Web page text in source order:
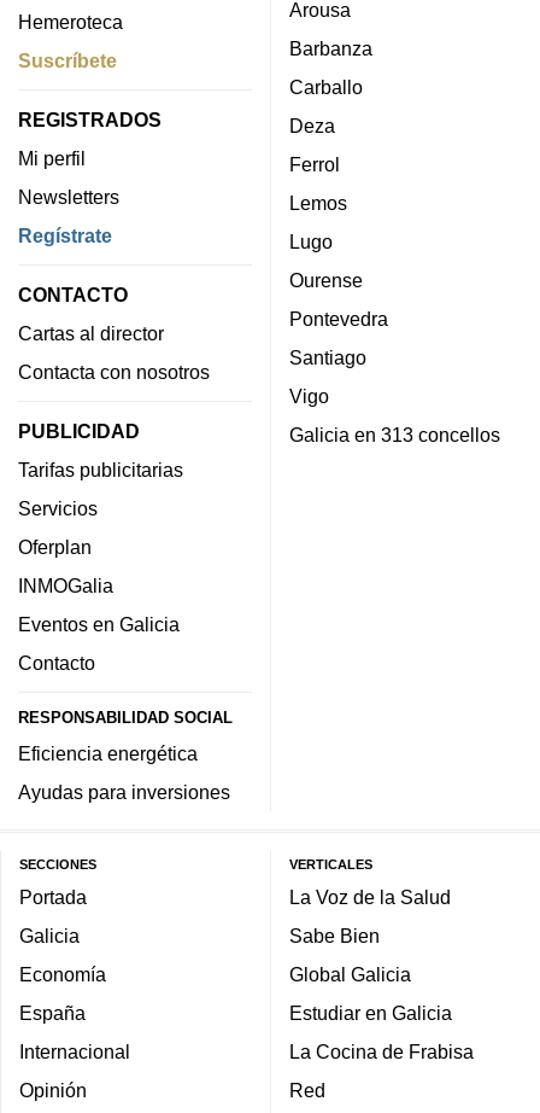
Hemeroteca
Suscríbete
REGISTRADOS
Mi perfil
Newsletters
Regístrate
CONTACTO
Cartas al director
Contacta con nosotros
PUBLICIDAD
Tarifas publicitarias
Servicios
Oferplan
INMOGalia
Eventos en Galicia
Contacto
RESPONSABILIDAD SOCIAL
Eficiencia energética
Ayudas para inversiones
Arousa
Barbanza
Carballo
Deza
Ferrol
Lemos
Lugo
Ourense
Pontevedra
Santiago
Vigo
Galicia en 313 concellos
SECCIONES
Portada
Galicia
Economía
España
Internacional
Opinión
VERTICALES
La Voz de la Salud
Sabe Bien
Global Galicia
Estudiar en Galicia
La Cocina de Frabisa
Red